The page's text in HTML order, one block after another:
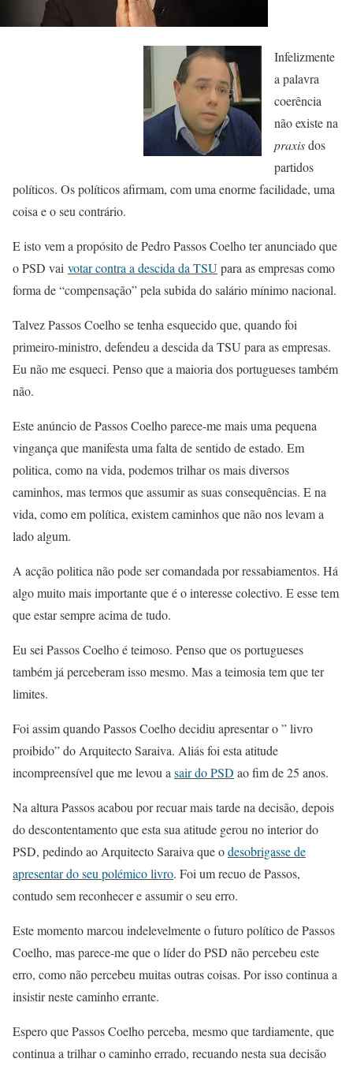
Infelizmente
a palavra
coerência
não existe na
praxisdos
partidos
políticos. Os políticos afirmam, com uma enorme facilidade, uma
coisa e o seu contrário.
E isto vem a propósito de Pedro Passos Coelho ter anunciado que
o PSD vai votar contra a descida da TSUpara as empresas como
forma de “compensação” pela subida do salário mínimo nacional.
Talvez Passos Coelho se tenha esquecido que, quando foi
primeiro-ministro, defendeu a descida da TSU para as empresas.
Eu não me esqueci. Penso que a maioria dos portugueses também
não.
Este anúncio de Passos Coelho parece-me mais uma pequena
vingança que manifesta uma falta de sentido de estado. Em
politica, como na vida, podemos trilhar os mais diversos
caminhos, mas termos que assumir as suas consequências. E na
vida, como em política, existem caminhos que não nos levam a
lado algum.
A acção politica não pode ser comandada por ressabiamentos. Há
algo muito mais importante que é o interesse colectivo. E esse tem
que estar sempre acima de tudo.
Eu sei Passos Coelho é teimoso. Penso que os portugueses
também já perceberam isso mesmo. Mas a teimosia tem que ter
limites.
Foi assim quando Passos Coelho decidiu apresentar o ” livro
proibido” do Arquitecto Saraiva. Aliás foi esta atitude
incompreensível que me levou a sair do PSD ao fim de 25 anos.
Na altura Passos acabou por recuar mais tarde na decisão, depois
do descontentamento que esta sua atitude gerou no interior do
PSD, pedindo ao Arquitecto Saraiva que odesobrigasse de
apresentar do seu polémico livro. Foi um recuo de Passos,
contudo sem reconhecer e assumir o seu erro.
Este momento marcou indelevelmente o futuro político de Passos
Coelho, mas parece-me que o líder do PSD não percebeu este
erro, como não percebeu muitas outras coisas. Por isso continua a
insistir neste caminho errante.
Espero que Passos Coelho perceba, mesmo que tardiamente, que
continua a trilhar o caminho errado, recuando nesta sua decisão